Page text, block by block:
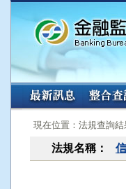
:::
現在位置：法規查詢結
法規名稱：